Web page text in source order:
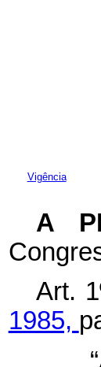
Vigência
A
Art.
1985,